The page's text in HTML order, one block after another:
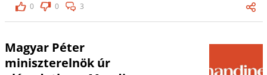
0
0 3
Magyar Péter
miniszterelnök úr